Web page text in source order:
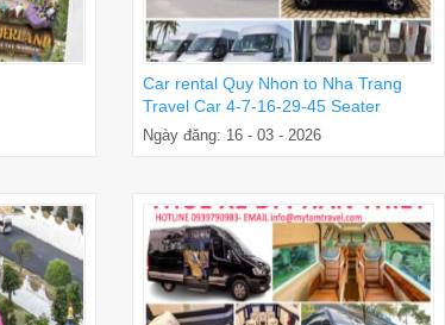
Car rental Quy Nhon to Nha Trang
Travel Car 4-7-16-29-45 Seater
Ngày đăng: 16 - 03 - 2026